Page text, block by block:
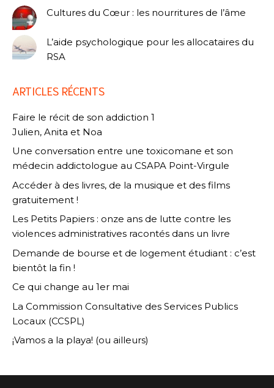
Cultures du Cœur : les nourritures de l’âme
L’aide psychologique pour les allocataires du
RSA
ARTICLES RÉCENTS
Faire le récit de son addiction 1
Julien, Anita et Noa
Une conversation entre une toxicomane et son
médecin addictologue au CSAPA Point-Virgule
Accéder à des livres, de la musique et des films
gratuitement !
Les Petits Papiers : onze ans de lutte contre les
violences administratives racontés dans un livre
Demande de bourse et de logement étudiant : c’est
bientôt la fin !
Ce qui change au 1er mai
La Commission Consultative des Services Publics
Locaux (CCSPL)
¡Vamos a la playa! (ou ailleurs)